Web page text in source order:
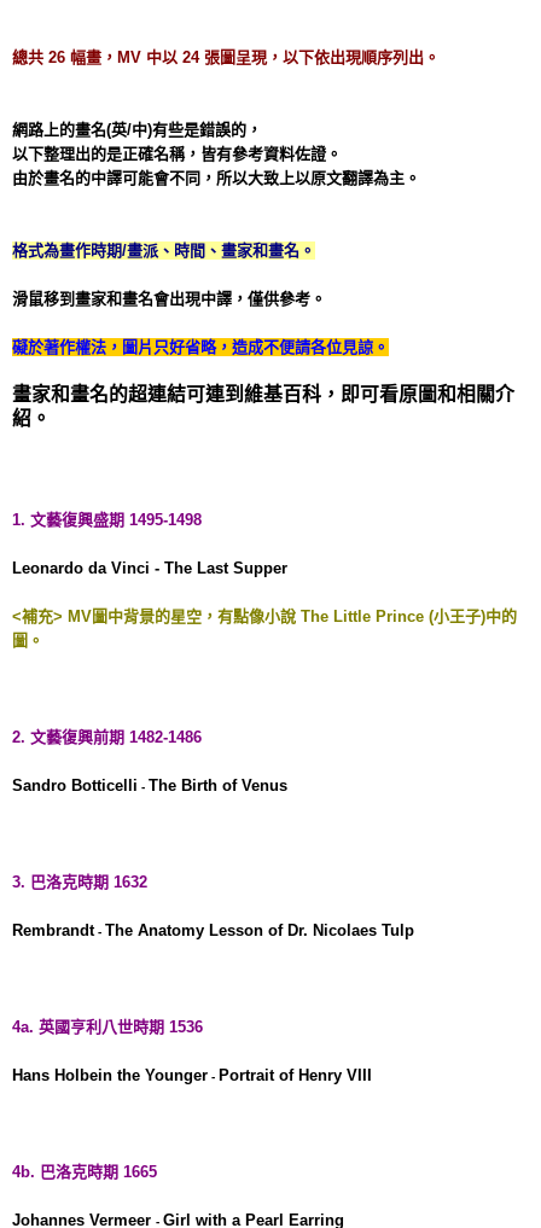
總共 26 幅畫，MV 中以 24 張圖呈現，以下依出現順序列出。
網路上的畫名(英/中)有些是錯誤的，
以下整理出的是正確名稱，皆有參考資料佐證。
由於畫名的中譯可能會不同，所以大致上以原文翻譯為主。
格式為畫作時期/畫派、時間、畫家和畫名。
滑鼠移到畫家和畫名會出現中譯，僅供參考。
礙於著作權法，圖片只好省略，造成不便請各位見諒。
畫家和畫名的超連結可連到維基百科，即可看原圖和相關介
紹。
1. 文藝復興盛期 1495-1498
Leonardo da Vinci - The Last Supper
<補充> MV圖中背景的星空，有點像小說 The Little Prince (小王子)中的
圖。
2. 文藝復興前期 1482-1486
Sandro Botticelli - The Birth of Venus
3. 巴洛克時期 1632
Rembrandt- The Anatomy Lesson of Dr. Nicolaes Tulp
4a. 英國亨利八世時期 1536
Hans Holbein the Younger - Portrait of Henry VIII
4b. 巴洛克時期 1665
Johannes Vermeer - Girl with a Pearl Earring